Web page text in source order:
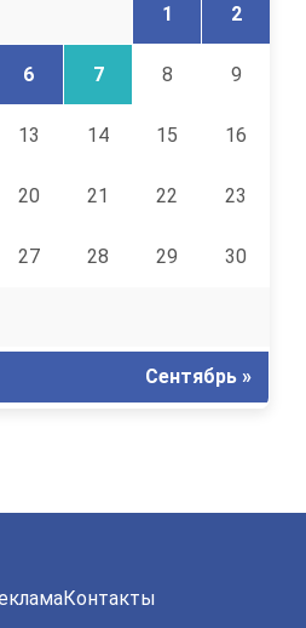
1 2
6 7 8 9
13 14 15 16
20 21 22 23
27 28 29 30
Сентябрь »
Контакты